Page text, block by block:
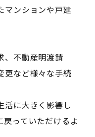
マンションや戸建
、不動産明渡請
更など様々な手続
活に大きく影響し
戻っていただけるよ